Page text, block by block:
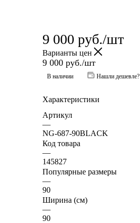
9 000 руб./шт
Варианты цен
9 000 руб./шт
В наличии Нашли дешевле?
Характеристики
Артикул
—
NG-687-90BLACK
Код товара
—
145827
Популярные размеры
—
90
Ширина (см)
—
90